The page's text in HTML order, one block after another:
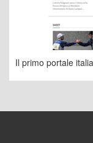
Il primo portale